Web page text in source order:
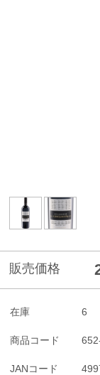
販売価格
在庫 6
商品コード
JANコード